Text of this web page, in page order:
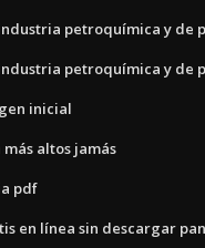
petroquímica y de
petroquímica y de
inicial
altos jamás
pdf
en línea sin descargar